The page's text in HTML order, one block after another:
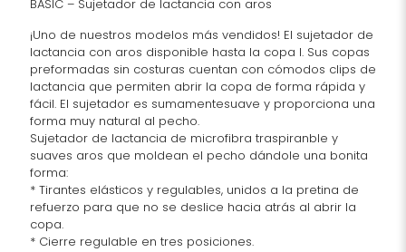
BASIC – Sujetador de lactancia con aros
¡Uno de nuestros modelos más vendidos! El sujetador de
lactancia con aros disponible hasta la copa I. Sus copas
preformadas sin costuras cuentan con cómodos clips de
lactancia que permiten abrir la copa de forma rápida y
fácil. El sujetador es sumamentesuave y proporciona una
forma muy natural al pecho.
Sujetador de lactancia de microfibra traspiranble y
suaves aros que moldean el pecho dándole una bonita
forma:
* Tirantes elásticos y regulables, unidos a la pretina de
refuerzo para que no se deslice hacia atrás al abrir la
copa.
* Cierre regulable en tres posiciones.